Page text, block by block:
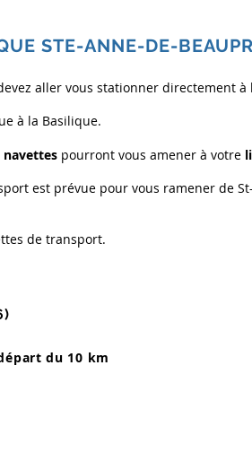
STE-ANNE-DE-BEAU
aller vous stationner directement à
à la Basilique.
navettes pourront vous amener à votre
est prévue pour vous ramener de
de transport.
du 10 km